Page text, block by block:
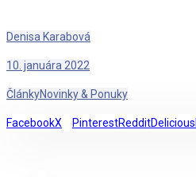
Denisa Karabová
10. januára 2022
ČlánkyNovinky & Ponuky
FacebookX PinterestRedditDelicious